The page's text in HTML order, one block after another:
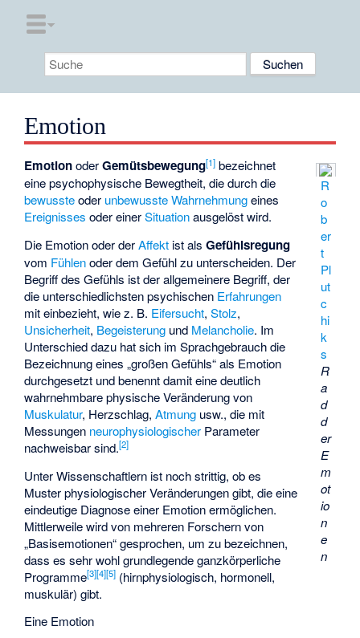
Emotion
R
o
b
er
t
Pl
ut
c
hi
k
s
R
a
d
d
er
E
m
ot
io
n
e
n
EmotionoderGemütsbewegung[1] bezeichnet
eine psychophysische Bewegtheit, die durch die
bewussteoder unbewusste Wahrnehmungeines
Ereignisses oder einerSituationausgelöst wird.
Die Emotion oder derAffekt ist alsGefühlsregung
vom Fühlenoder dem Gefühl zu unterscheiden. Der
Begriff des Gefühls ist der allgemeinere Begriff, der
die unterschiedlichsten psychischen Erfahrungen
mit einbezieht, wie z. B. Eifersucht,Stolz,
Unsicherheit, Begeisterung und Melancholie. Im
Unterschied dazu hat sich im Sprachgebrauch die
Bezeichnung eines „großen Gefühls“ als Emotion
durchgesetzt und benennt damit eine deutlich
wahrnehmbare physische Veränderung von
Muskulatur, Herzschlag,Atmung usw., die mit
Messungen neurophysiologischer Parameter
nachweisbar sind.[2]
Unter Wissenschaftlern ist noch strittig, ob es
Muster physiologischer Veränderungen gibt, die eine
eindeutige Diagnose einer Emotion ermöglichen.
Mittlerweile wird von mehreren Forschern von
„Basisemotionen“ gesprochen, um zu bezeichnen,
dass es sehr wohl grundlegende ganzkörperliche
Programme[3][4][5] (hirnphysiologisch, hormonell,
muskulär) gibt.
Eine Emotion